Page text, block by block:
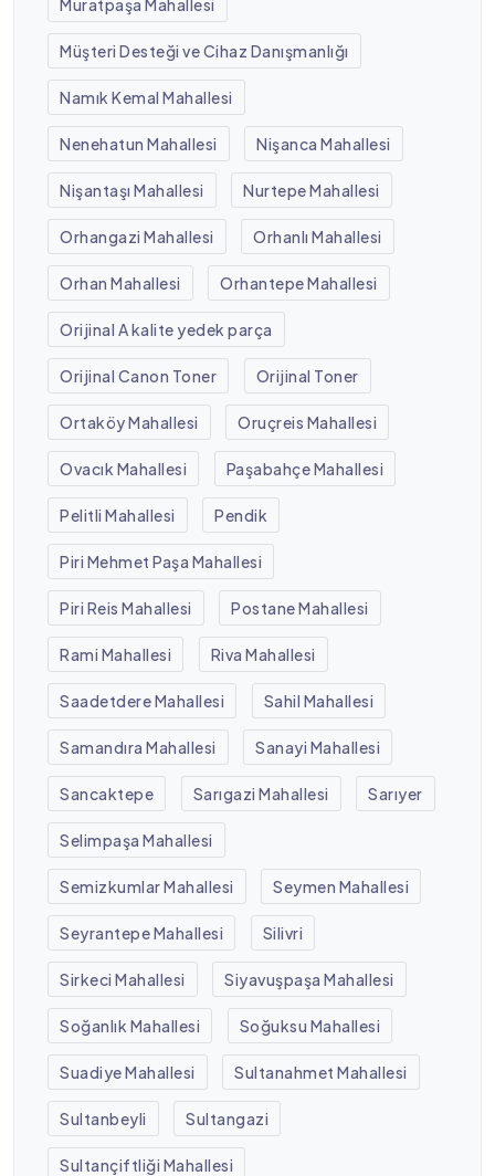
Müşteri Desteği ve Cihaz Danışmanlığı
Namık Kemal Mahallesi
Nenehatun Mahallesi Nişanca Mahallesi
Nişantaşı Mahallesi Nurtepe Mahallesi
Orhangazi Mahallesi Orhanlı Mahallesi
Orhan Mahallesi Orhantepe Mahallesi
Orijinal A kalite yedek parça
Orijinal Canon Toner Orijinal Toner
Ortaköy Mahallesi Oruçreis Mahallesi
Ovacık Mahallesi Paşabahçe Mahallesi
Pelitli Mahallesi Pendik
Piri Mehmet Paşa Mahallesi
Piri Reis Mahallesi Postane Mahallesi
Rami Mahallesi Riva Mahallesi
Saadetdere Mahallesi Sahil Mahallesi
Samandıra Mahallesi Sanayi Mahallesi
Sancaktepe Sarıgazi Mahallesi Sarıyer
Selimpaşa Mahallesi
Semizkumlar Mahallesi Seymen Mahallesi
Seyrantepe Mahallesi Silivri
Sirkeci Mahallesi Siyavuşpaşa Mahallesi
Soğanlık Mahallesi Soğuksu Mahallesi
Suadiye Mahallesi Sultanahmet Mahallesi
Sultanbeyli Sultangazi
Sultançiftliği Mahallesi